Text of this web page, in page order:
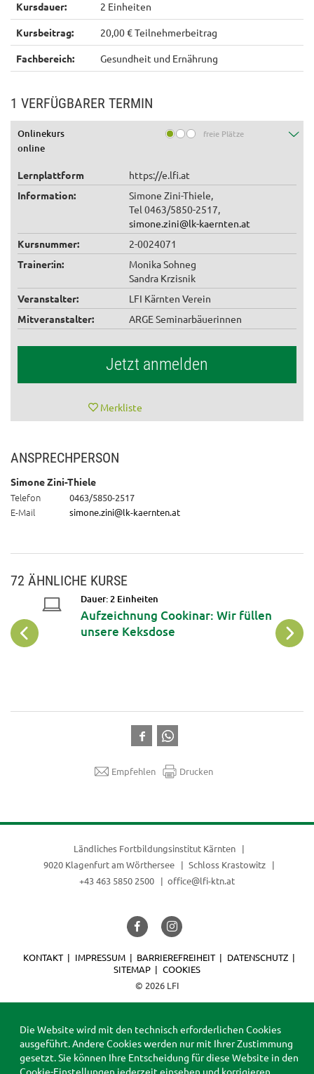
Kursdauer: 2 Einheiten
Kursbeitrag: 20,00 € Teilnehmerbeitrag
Fachbereich: Gesundheit und Ernährung
1 VERFÜGBARER TERMIN
Onlinekurs freie Plätze
online
Lernplattform
https://e.lfi.at
Information:
Simone Zini-Thiele,
Tel 0463/5850-2517,
simone.zini@lk-kaernten.at
Kursnummer:
2-0024071
Trainer:in:
Monika Sohneg
Sandra Krzisnik
Veranstalter:
LFI Kärnten Verein
Mitveranstalter:
ARGE Seminarbäuerinnen
Jetzt anmelden
Merkliste
ANSPRECHPERSON
Simone Zini-Thiele
Telefon 0463/5850-2517
E-Mail simone.zini@lk-kaernten.at
72 ÄHNLICHE KURSE
Dauer: 2 Einheiten
Aufzeichnung Cookinar: Wir füllen
unsere Keksdose
Empfehlen Drucken
Ländliches Fortbildungsinstitut Kärnten
9020 Klagenfurt am Wörthersee
Schloss Krastowitz
+43 463 5850 2500
office@lfi-ktn.at
© 2026 LFI
KONTAKT IMPRESSUM BARRIEREFREIHEIT
DATENSCHUTZ
SITEMAP
COOKIES
Die Website wird mit den technisch erforderlichen Cookies
ausgeführt. Andere Cookies werden nur mit Ihrer Zustimmung
gesetzt. Sie können Ihre Entscheidung für diese Website in den
Cookie-Einstellungen jederzeit einsehen und korrigieren.